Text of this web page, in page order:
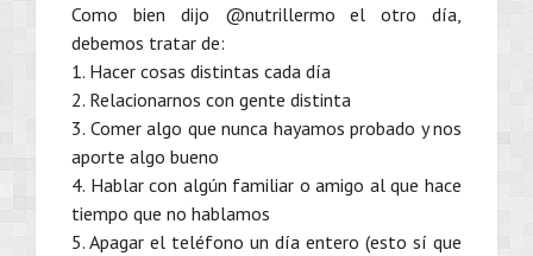
Como bien dijo @nutrillermo el otro día,
debemos tratar de:
1. Hacer cosas distintas cada día
2. Relacionarnos con gente distinta
3. Comer algo que nunca hayamos probado y nos
aporte algo bueno
4. Hablar con algún familiar o amigo al que hace
tiempo que no hablamos
5. Apagar el teléfono un día entero (esto sí que